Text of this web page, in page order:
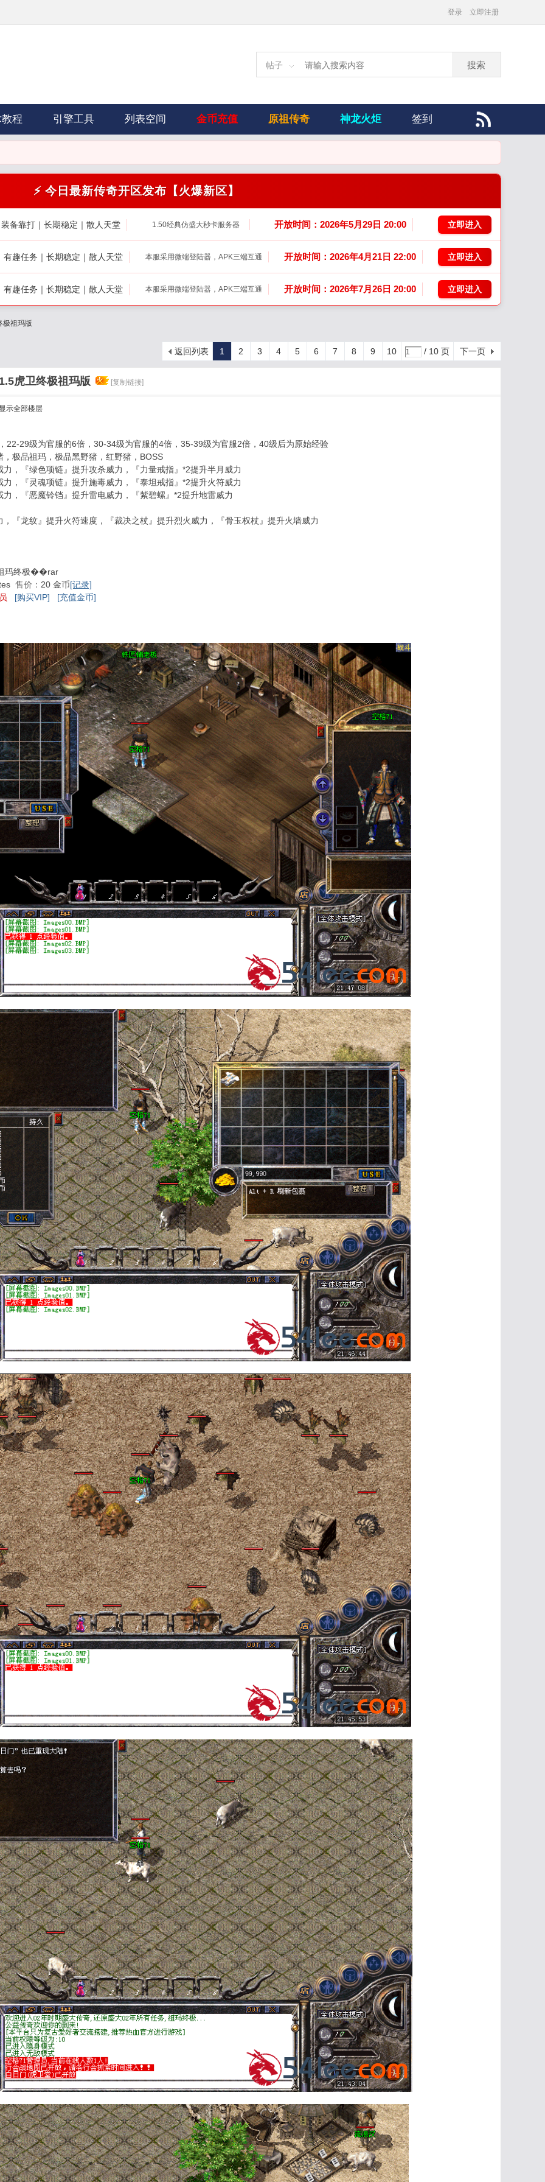
登录 立即注册
帖子 搜索
程 引擎工具 列表空间 金币充值 原祖传奇 神龙火炬 签到
⚡ 今日最新传奇开区发布【火爆新区】
备靠打｜长期稳定｜散人天堂 1.50经典仿盛大秒卡服务器 开放时间：2026年5月29日 20:00 立即进入
趣任务｜长期稳定｜散人天堂 本服采用微端登陆器，APK三端互通 开放时间：2026年4月21日 22:00 立即进入
趣任务｜长期稳定｜散人天堂 本服采用微端登陆器，APK三端互通 开放时间：2026年7月26日 20:00 立即进入
极祖玛版
1 2 3 4 5 6 7 8 9 10 / 10 页 下一页
返回列表
虎卫终极祖玛版 [复制链接]
示全部楼层
22-29级为官服的6倍，30-34级为官服的4倍，35-39级为官服2倍，40级后为原始经验
极品祖玛，极品黑野猪，红野猪，BOSS
，『绿色项链』提升攻杀威力，『力量戒指』*2提升半月威力
，『灵魂项链』提升施毒威力，『泰坦戒指』*2提升火符威力
，『恶魔铃铛』提升雷电威力，『紫碧螺』*2提升地雷威力
『龙纹』提升火符速度，『裁决之杖』提升烈火威力，『骨玉权杖』提升火墙威力
玛终极��rar
售价： 20 金币[记录]
[购买VIP] [充值金币]